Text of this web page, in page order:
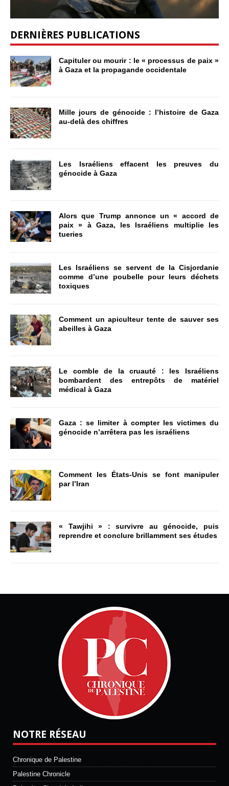
DERNIÈRES PUBLICATIONS
Capituler ou mourir : le « processus de paix »
à Gaza et la propagande occidentale
Mille jours de génocide : l’histoire de Gaza
au-delà des chiffres
Les Israéliens effacent les preuves du
génocide à Gaza
Alors que Trump annonce un « accord de
paix » à Gaza, les Israéliens multiplie les
tueries
Les Israéliens se servent de la Cisjordanie
comme d’une poubelle pour leurs déchets
toxiques
Comment un apiculteur tente de sauver ses
abeilles à Gaza
Le comble de la cruauté : les Israéliens
bombardent des entrepôts de matériel
médical à Gaza
Gaza : se limiter à compter les victimes du
génocide n’arrêtera pas les israéliens
Comment les États-Unis se font manipuler
par l’Iran
« Tawjihi » : survivre au génocide, puis
reprendre et conclure brillamment ses études
NOTRE RÉSEAU
Chronique de Palestine
Palestine Chronicle